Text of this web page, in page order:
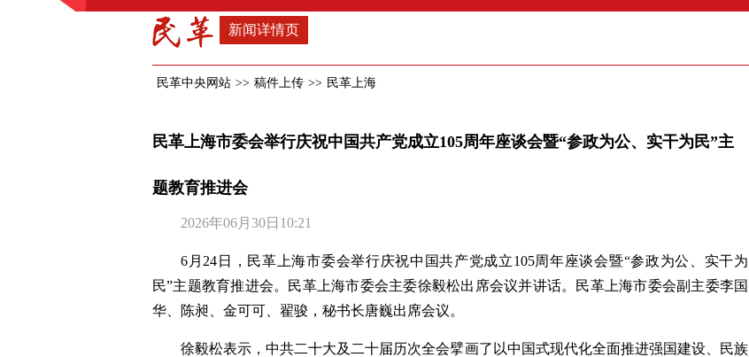
新闻详情页
民革中央网站 >> 稿件上传 >> 民革上海
民革上海市委会举行庆祝中国共产党成立105周年座谈会暨“参政为公、实干为民”主
题教育推进会
2026年06月30日10:21
6月24日，民革上海市委会举行庆祝中国共产党成立105周年座谈会暨“参政为公、实干为
民”主题教育推进会。民革上海市委会主委徐毅松出席会议并讲话。民革上海市委会副主委李国
华、陈昶、金可可、翟骏，秘书长唐巍出席会议。
徐毅松表示，中共二十大及二十届历次全会擘画了以中国式现代化全面推进强国建设、民族